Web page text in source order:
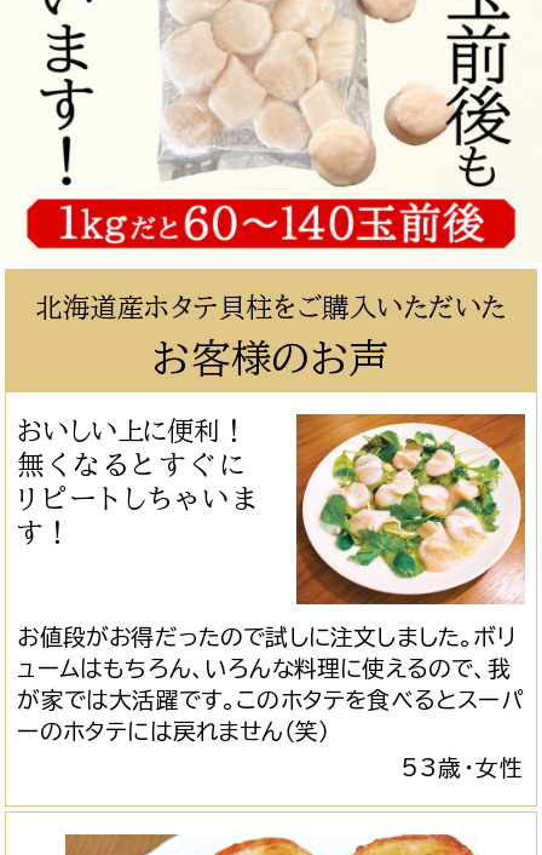
北海道産ホタテ貝柱をご購入いただいた
お客様のお声
おいしい上に便利！
無くなるとすぐに
リピートしちゃいま
す！
お値段がお得だったので試しに注文しました。ボリ
ュームはもちろん、いろんな料理に使えるので、我
が家では大活躍です。このホタテを食べるとスーパ
ーのホタテには戻れません（笑）
53歳・女性